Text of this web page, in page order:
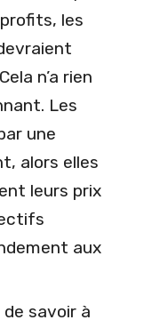
les
n’a rien
Les
une
alors elles
leurs prix
aux
savoir à